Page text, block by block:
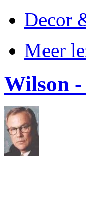
Decor
Meer
Wilson